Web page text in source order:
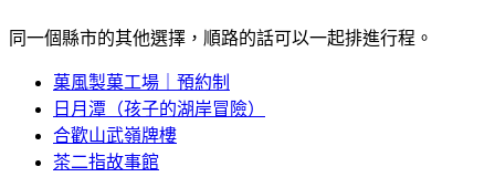
同一個縣市的其他選擇，順路的話可以一起排進行程。
菓風製菓工場｜預約制
日月潭（孩子的湖岸冒險）
合歡山武嶺牌樓
茶二指故事館